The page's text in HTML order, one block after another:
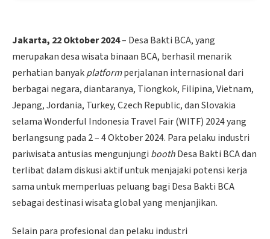
Jakarta, 22 Oktober 2024– Desa Bakti BCA, yang
merupakan desa wisata binaan BCA, berhasil menarik
perhatian banyakplatformperjalanan internasional dari
berbagai negara, diantaranya, Tiongkok, Filipina, Vietnam,
Jepang, Jordania, Turkey, Czech Republic, dan Slovakia
selama Wonderful Indonesia Travel Fair (WITF) 2024 yang
berlangsung pada 2 – 4 Oktober 2024. Para pelaku industri
pariwisata antusias mengunjungi boothDesa Bakti BCA dan
terlibat dalam diskusi aktif untuk menjajaki potensi kerja
sama untuk memperluas peluang bagi Desa Bakti BCA
sebagai destinasi wisata global yang menjanjikan.
Selain para profesional dan pelaku industri